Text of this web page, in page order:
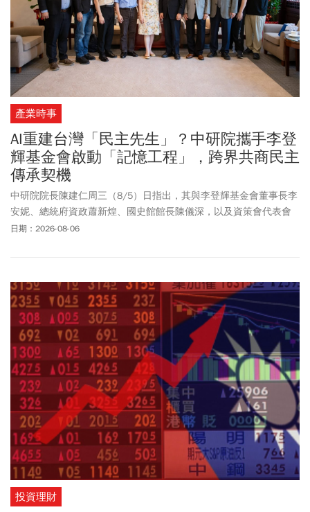
產業時事
AI重建台灣「民主先生」？中研院攜手李登
輝基金會啟動「記憶工程」，跨界共商民主
傳承契機
中研院院長陳建仁周三（8/5）日指出，其與李登輝基金會董事長李
安妮、總統府資政蕭新煌、國史館館長陳儀深，以及資策會代表會
晤，就人工智慧（AI）主權與應用、台灣文史資料保存等議題交換意
識轉譯。
日期：2026-08-06
投資理財